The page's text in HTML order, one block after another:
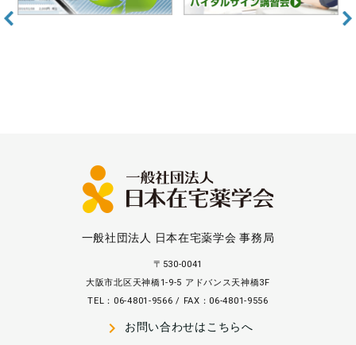
一般社団法人 日本在宅薬学会 事務局
〒530-0041
大阪市北区天神橋1-9-5 アドバンス天神橋3F
TEL：06-4801-9566 / FAX：06-4801-9556
navigate_next お問い合わせはこちらへ